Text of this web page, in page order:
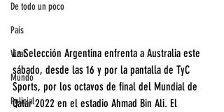
De todo un poco
País
Viral
Mundo
Policial
La Selección Argentina enfrenta a Australia este
sábado, desde las 16 y por la pantalla de TyC
Sports, por los octavos de final del Mundial de
Qatar 2022 en el estadio Ahmad Bin Ali. El